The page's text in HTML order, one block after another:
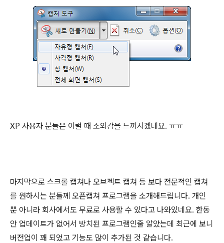
XP 사용자 분들은 이럴 때 소외감을 느끼시겠네요. ㅠㅠ
마지막으로 스크롤 캡쳐나 오브젝트 캡쳐 등 보다 전문적인 캡쳐
를 원하시는 분들께 오픈캡쳐 프로그램을 소개해드립니다. 개인
뿐 아니라 회사에서도 무료로 사용할 수 있다고 나와있네요. 한동
안 업데이트가 없어서 방치된 프로그램인줄 알았는데 최근에 보니
버전업이 꽤 되었고 기능도 많이 추가된 것 같습니다.